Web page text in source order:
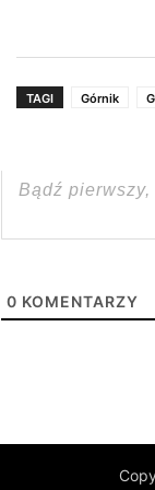
TAGI Górnik
0 KOMENTARZY